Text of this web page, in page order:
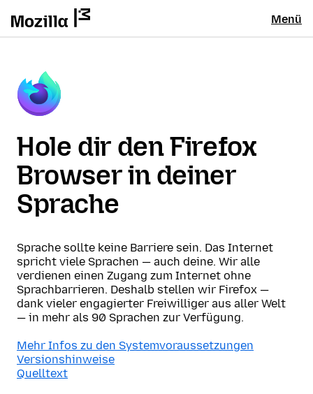
Menü
Hole dir den Firefox
Browser in deiner
Sprache
Sprache sollte keine Barriere sein. Das Internet
spricht viele Sprachen — auch deine. Wir alle
verdienen einen Zugang zum Internet ohne
Sprachbarrieren. Deshalb stellen wir Firefox —
dank vieler engagierter Freiwilliger aus aller Welt
— in mehr als 90 Sprachen zur Verfügung.
Mehr Infos zu den Systemvoraussetzungen
Versionshinweise
Quelltext